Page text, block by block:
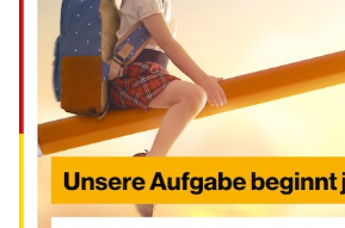
WICHTIGE BESCHLÜSSE DER
75 JAHRE CDU
SPENDEN